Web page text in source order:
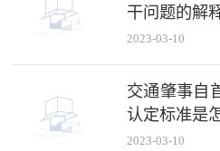
干问题的解
2023-03-10
交通肇事自
认定标准是
2023-03-10